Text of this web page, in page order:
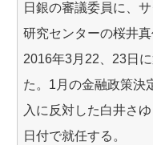
日銀の審議委員に、
研究センターの桜井
2016年3月22、23日
た。1月の金融政策決
入に反対した白井さ
日付で就任する。